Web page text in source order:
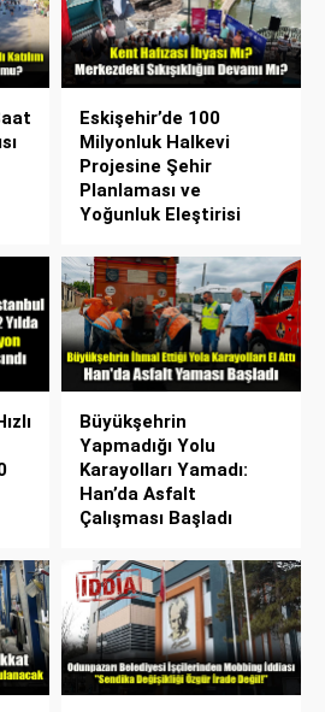
Eskişehir’de 100
Milyonluk Halkevi
Projesine Şehir
Planlaması ve
Yoğunluk Eleştirisi
Büyükşehrin
Yapmadığı Yolu
Karayolları Yamadı:
Han’da Asfalt
Çalışması Başladı